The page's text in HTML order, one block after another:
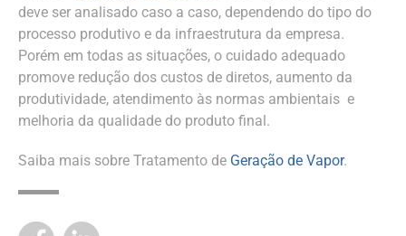
deve ser analisado caso a caso, dependendo do tipo do
processo produtivo e da infraestrutura da empresa.
Porém em todas as situações, o cuidado adequado
promove redução dos custos de diretos, aumento da
produtividade, atendimento às normas ambientais e
melhoria da qualidade do produto final.
Saiba mais sobre Tratamento de Geração de Vapor.